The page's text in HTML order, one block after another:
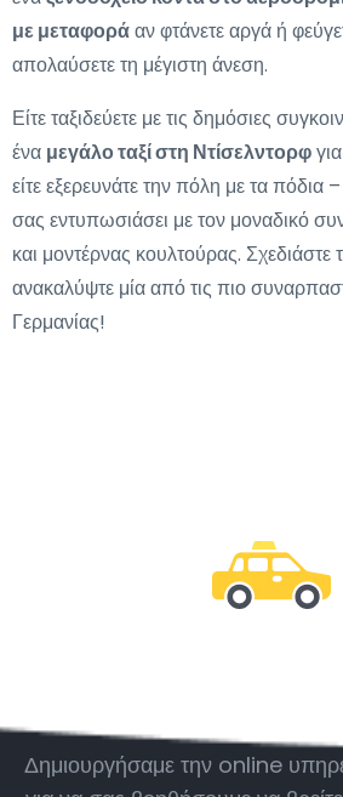
με μεταφοράαν φτάνετε αργά ή
απολαύσετε τη μέγιστη άνεση.
Είτε ταξιδεύετε με τις δημόσιες
ένα μεγάλο ταξί στη Ντίσελντορφ
είτε εξερευνάτε την πόλη με τα πόδια
σας εντυπωσιάσει με τον μοναδικό
και μοντέρνας κουλτούρας. Σχεδιάστε
ανακαλύψτε μία από τις πιο
Γερμανίας!
Δημιουργήσαμε την online